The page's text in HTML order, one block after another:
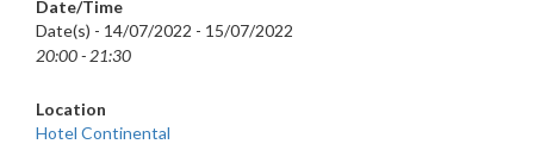
Date/Time
Date(s) - 14/07/2022 - 15/07/2022
20:00 - 21:30
Location
Hotel Continental